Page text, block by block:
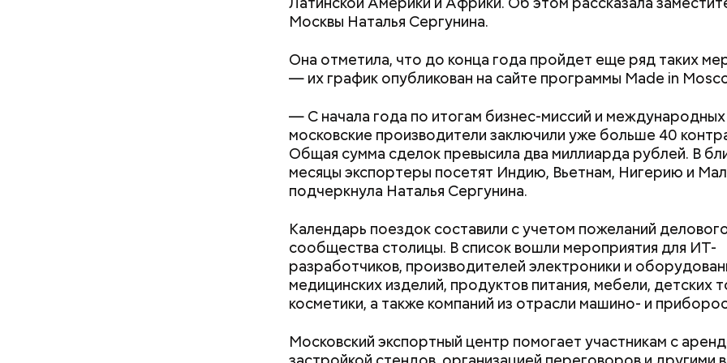
Москвы Наталья Сергунина.
Она отметила, что до конца года пройдет еще ряд таких
— их график опубликован на сайте программы Made in
— С начала года по итогам бизнес-миссий и международных
московские производители заключили уже больше 40
Общая сумма сделок превысила два миллиарда рублей. В
месяцы экспортеры посетят Индию, Вьетнам, Нигерию и
подчеркнула Наталья Сергунина.
Календарь поездок составили с учетом пожеланий
сообщества столицы. В список вошли мероприятия для ИТ-
разработчиков, производителей электроники и
медицинских изделий, продуктов питания, мебели, детских
косметики, а также компаний из отрасли машино- и
Московский экспортный центр помогает участникам с
— Процесс полностью автоматизирован, поэтому создание
печатной платы занимает от восьми до десяти минут. В час
производить около 125 штук, — рассказывает начальник
Павел Антонов.
западноевропейских композиторов. Вход на них был